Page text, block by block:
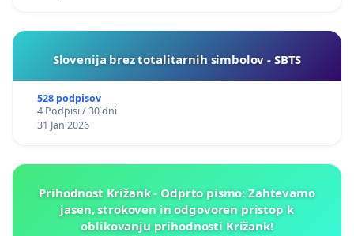
Slovenija brez totalitarnih simbolov - SBTS
528 podpisov
4 Podpisi / 30 dni
31 Jan 2026
Prihodnost Križank - Odprto pismo: Zahtevamo
jasen, strokoven in odgovoren pristop k
oblikovanju prihodnosti Križank!